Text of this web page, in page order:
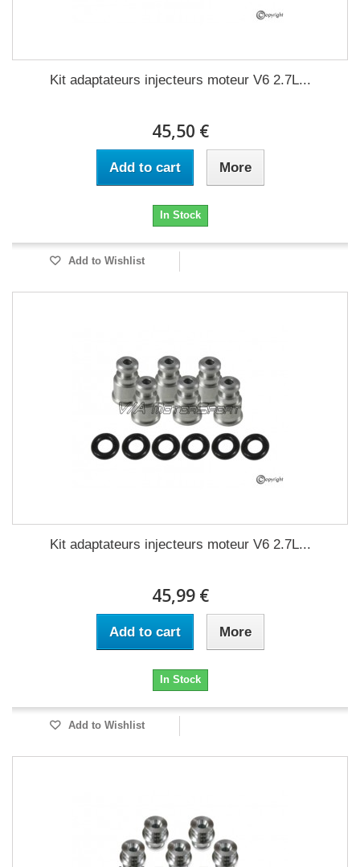
Kit adaptateurs injecteurs moteur V6 2.7L...
45,50 €
Add to cart More
In Stock
Add to Wishlist
Kit adaptateurs injecteurs moteur V6 2.7L...
45,99 €
Add to cart More
In Stock
Add to Wishlist